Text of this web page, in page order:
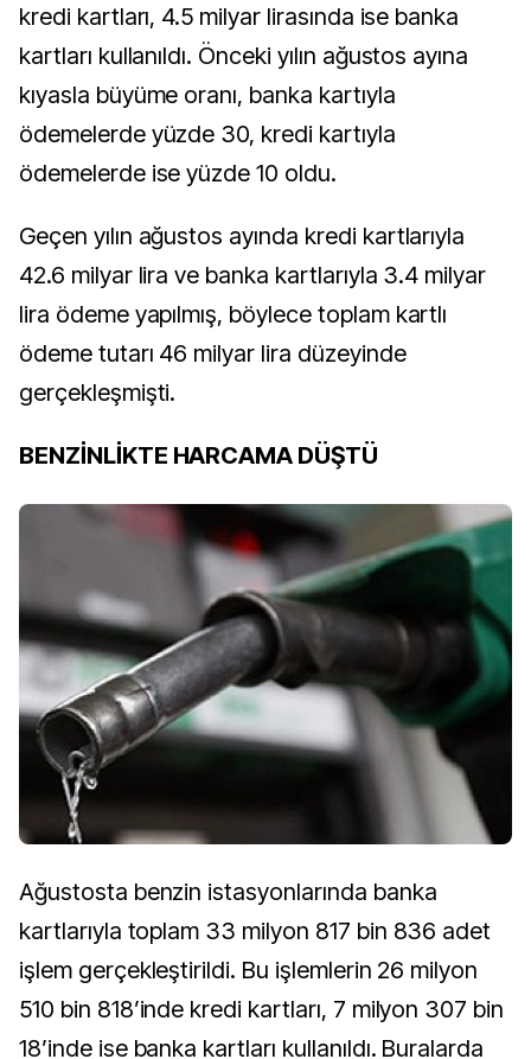
kredi kartları, 4.5 milyar lirasında ise banka
kartları kullanıldı. Önceki yılın ağustos ayına
kıyasla büyüme oranı, banka kartıyla
ödemelerde yüzde 30, kredi kartıyla
ödemelerde ise yüzde 10 oldu.
Geçen yılın ağustos ayında kredi kartlarıyla
42.6 milyar lira ve banka kartlarıyla 3.4 milyar
lira ödeme yapılmış, böylece toplam kartlı
ödeme tutarı 46 milyar lira düzeyinde
gerçekleşmişti.
BENZİNLİKTE HARCAMA DÜŞTÜ
Ağustosta benzin istasyonlarında banka
kartlarıyla toplam 33 milyon 817 bin 836 adet
işlem gerçekleştirildi. Bu işlemlerin 26 milyon
510 bin 818’inde kredi kartları, 7 milyon 307 bin
18’inde ise banka kartları kullanıldı. Buralarda